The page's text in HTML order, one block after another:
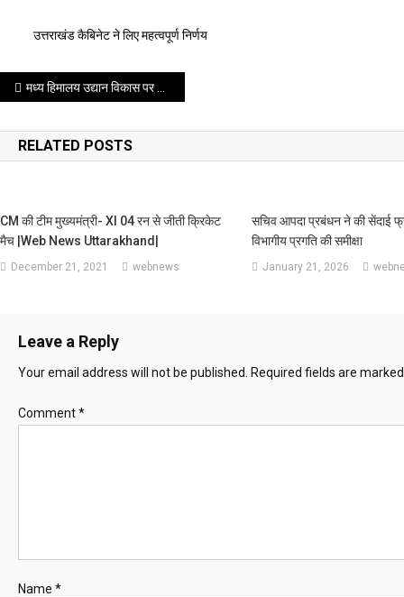
उत्तराखंड कैबिनेट ने लिए महत्वपूर्ण निर्णय
Post
navigation
मध्य हिमालय उद्यान विकास पर मंथन, उद्यान शिरोमणि सम्मान-2026 से विभूतियां सम्मानित
RELATED POSTS
CM की टीम मुख्यमंत्री- XI 04 रन से जीती क्रिकेट
मैच |Web News Uttarakhand|
December 21, 2021 webnews
सचिव आपदा प्रबंधन ने की सेंदाई
विभागीय प्रगति की समीक्षा
January 21, 2026
Leave a Reply
Your email address will not be published. Required fields are
Comment*
Name *